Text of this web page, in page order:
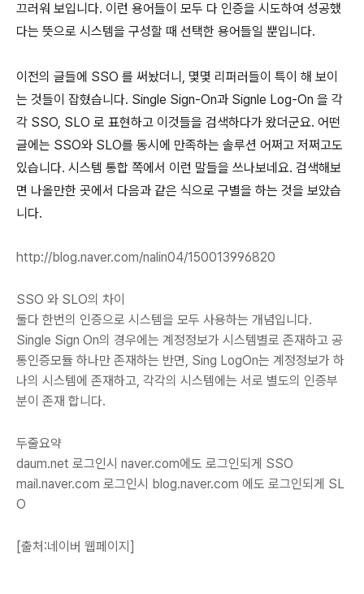
끄러워 보입니다. 이런 용어들이 모두 다 인증을 시도하여 성공했
다는 뜻으로 시스템을 구성할 때 선택한 용어들일 뿐입니다.
이전의 글들에 SSO 를 써놨더니, 몇몇 리퍼러들이 특이 해 보이
는 것들이 잡혔습니다. Single Sign-On과 Signle Log-On 을 각
각 SSO, SLO 로 표현하고 이것들을 검색하다가 왔더군요. 어떤
글에는 SSO와 SLO를 동시에 만족하는 솔루션 어쩌고 저쩌고도
있습니다. 시스템 통합 쪽에서 이런 말들을 쓰나보네요. 검색해보
면 나올만한 곳에서 다음과 같은 식으로 구별을 하는 것을 보았습
니다.
http://blog.naver.com/nalin04/150013996820
SSO 와 SLO의 차이
둘다 한번의 인증으로 시스템을 모두 사용하는 개념입니다.
Single Sign On의 경우에는 계정정보가 시스템별로 존재하고 공
통인증모듈 하나만 존재하는 반면, Sing LogOn는 계정정보가 하
나의 시스템에 존재하고, 각각의 시스템에는 서로 별도의 인증부
분이 존재 합니다.
두줄요약
daum.net 로그인시 naver.com에도 로그인되게 SSO
mail.naver.com 로그인시 blog.naver.com 에도 로그인되게 SL
O
[출처:네이버 웹페이지]